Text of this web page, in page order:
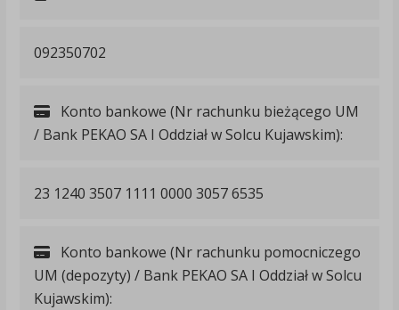
092350702
Konto bankowe (Nr rachunku bieżącego UM
/ Bank PEKAO SA I Oddział w Solcu Kujawskim):
23 1240 3507 1111 0000 3057 6535
Konto bankowe (Nr rachunku pomocniczego
UM (depozyty) / Bank PEKAO SA I Oddział w Solcu
Kujawskim):